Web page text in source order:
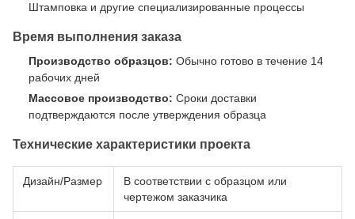
Штамповка и другие специализированные процессы
Время выполнения заказа
Производство образцов: Обычно готово в течение 14
рабочих дней
Массовое производство: Сроки доставки
подтверждаются после утверждения образца
Технические характеристики проекта
Дизайн/Размер
В соответствии с образцом или
чертежом заказчика